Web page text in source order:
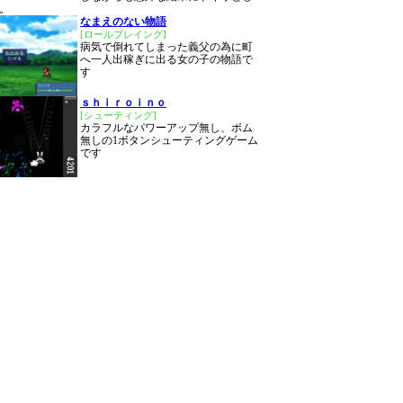
なまえのない物語
[ロールプレイング]
病気で倒れてしまった義父の為に町
へ一人出稼ぎに出る女の子の物語で
す
ｓｈｉｒｏｉｎｏ
[シューティング]
カラフルなパワーアップ無し、ボム
無しの1ボタンシューティングゲーム
です